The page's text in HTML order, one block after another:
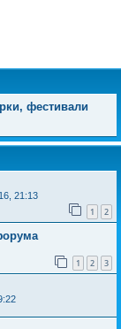
фестивали
21:13
1 2
1 2 3